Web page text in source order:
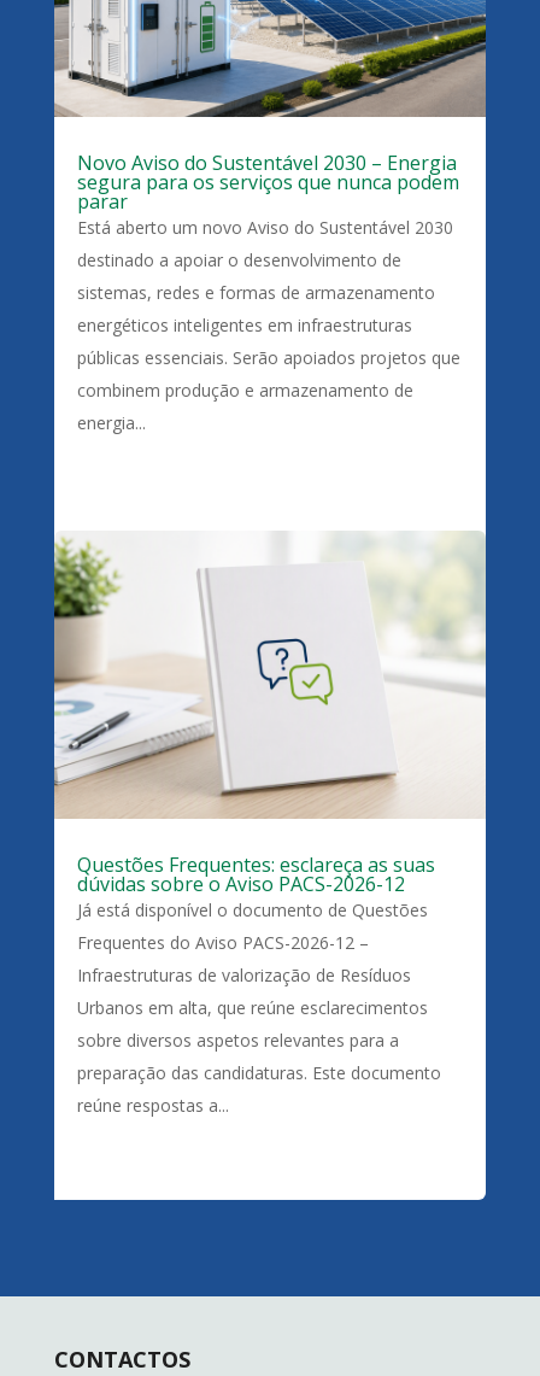
Novo Aviso do Sustentável 2030 – Energia
segura para os serviços que nunca podem
parar
Está aberto um novo Aviso do Sustentável 2030
destinado a apoiar o desenvolvimento de
sistemas, redes e formas de armazenamento
energéticos inteligentes em infraestruturas
públicas essenciais. Serão apoiados projetos que
combinem produção e armazenamento de
energia...
Questões Frequentes: esclareça as suas
dúvidas sobre o Aviso PACS-2026-12
Já está disponível o documento de Questões
Frequentes do Aviso PACS-2026-12 –
Infraestruturas de valorização de Resíduos
Urbanos em alta, que reúne esclarecimentos
sobre diversos aspetos relevantes para a
preparação das candidaturas. Este documento
reúne respostas a...
CONTACTOS